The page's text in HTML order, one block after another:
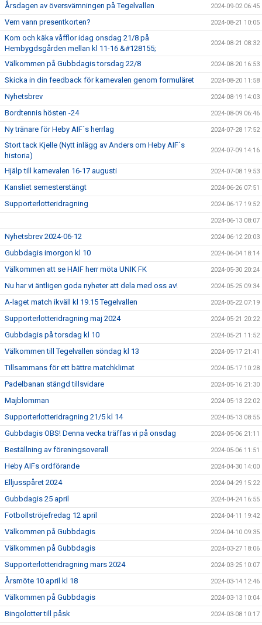
Årsdagen av översvämningen på Tegelvallen 2024-09-02 06:45
Vem vann presentkorten? 2024-08-21 10:05
Kom och käka våfflor idag onsdag 21/8 på
Hembygdsgården mellan kl 11-16 &#128155;
2024-08-21 08:32
Välkommen på Gubbdagis torsdag 22/8 2024-08-20 16:53
Skicka in din feedback för karnevalen genom formuläret 2024-08-20 11:58
Nyhetsbrev 2024-08-19 14:03
Bordtennis hösten -24 2024-08-09 06:46
Ny tränare för Heby AIF´s herrlag 2024-07-28 17:52
Stort tack Kjelle (Nytt inlägg av Anders om Heby AIF´s
historia)
2024-07-09 14:16
Hjälp till karnevalen 16-17 augusti 2024-07-08 19:53
Kansliet semesterstängt 2024-06-26 07:51
Supporterlotteridragning 2024-06-17 19:52
2024-06-13 08:07
Nyhetsbrev 2024-06-12 2024-06-12 20:03
Gubbdagis imorgon kl 10 2024-06-04 18:14
Välkommen att se HAIF herr möta UNIK FK 2024-05-30 20:24
Nu har vi äntligen goda nyheter att dela med oss av! 2024-05-25 09:34
A-laget match ikväll kl 19.15 Tegelvallen 2024-05-22 07:19
Supporterlotteridragning maj 2024 2024-05-21 20:22
Gubbdagis på torsdag kl 10 2024-05-21 11:52
Välkommen till Tegelvallen söndag kl 13 2024-05-17 21:41
Tillsammans för ett bättre matchklimat 2024-05-17 10:28
Padelbanan stängd tillsvidare 2024-05-16 21:30
Majblomman 2024-05-13 22:02
Supporterlotteridragning 21/5 kl 14 2024-05-13 08:55
Gubbdagis OBS! Denna vecka träffas vi på onsdag 2024-05-06 21:11
Beställning av föreningsoverall 2024-05-06 11:51
Heby AIFs ordförande 2024-04-30 14:00
Elljusspåret 2024 2024-04-29 15:22
Gubbdagis 25 april 2024-04-24 16:55
Fotbollströjefredag 12 april 2024-04-11 19:42
Välkommen på Gubbdagis 2024-04-10 09:35
Välkommen på Gubbdagis 2024-03-27 18:06
Supporterlotteridragning mars 2024 2024-03-25 10:07
Årsmöte 10 april kl 18 2024-03-14 12:46
Välkommen på Gubbdagis 2024-03-13 10:04
Bingolotter till påsk 2024-03-08 10:17